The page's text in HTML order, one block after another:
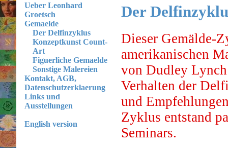
Ueber Leonhard
Groetsch
Gemaelde
Der Delfinzyklus
Konzeptkunst Count-
Art
Figuerliche Gemaelde
Sonstige Malereien
Kontakt, AGB,
Datenschutzerklaerung
Links und
Ausstellungen
English version
Der
Dieser Gemälde-
amerikanischen
von Dudley
Verhalten der
und
Zyklus entstand
Seminars.